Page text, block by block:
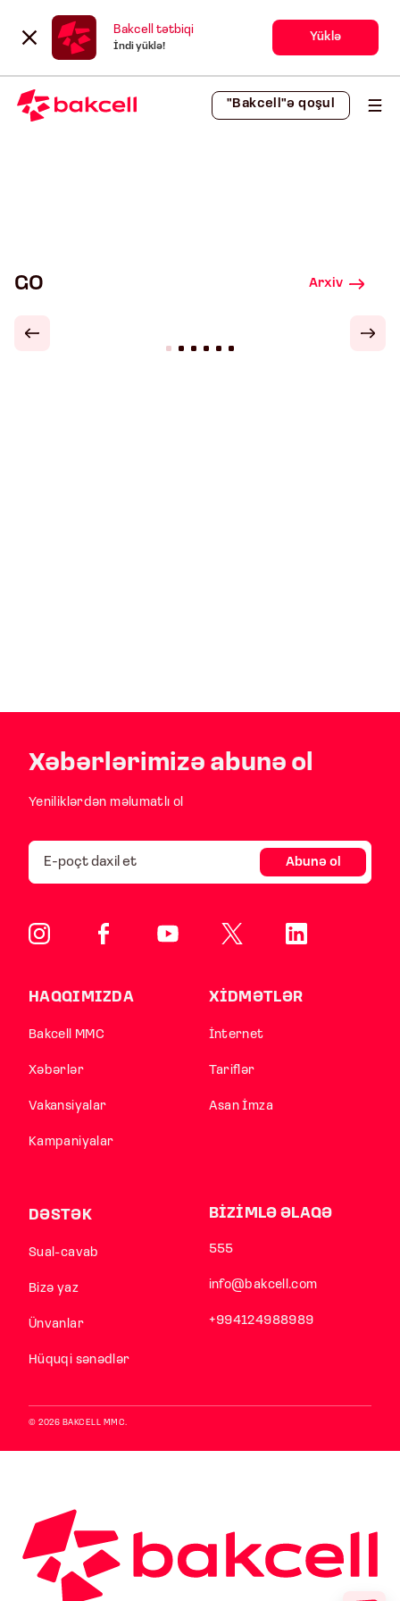
Bakcell tətbiqi
İndi yüklə!
Yüklə
"Bakcell"ə qoşul
GO Arxiv
Xəbərlərimizə abunə ol
Yeniliklərdən məlumatlı ol
Abunə ol
HAQQIMIZDA
Bakcell MMC
Xəbərlər
Vakansiyalar
Kampaniyalar
XİDMƏTLƏR
İnternet
Tariflər
Asan İmza
DƏSTƏK
Sual-cavab
Bizə yaz
Ünvanlar
Hüquqi sənədlər
BİZİMLƏ ƏLAQƏ
555
info@bakcell.com
+994124988989
© 2026 BAKCELL MMC.